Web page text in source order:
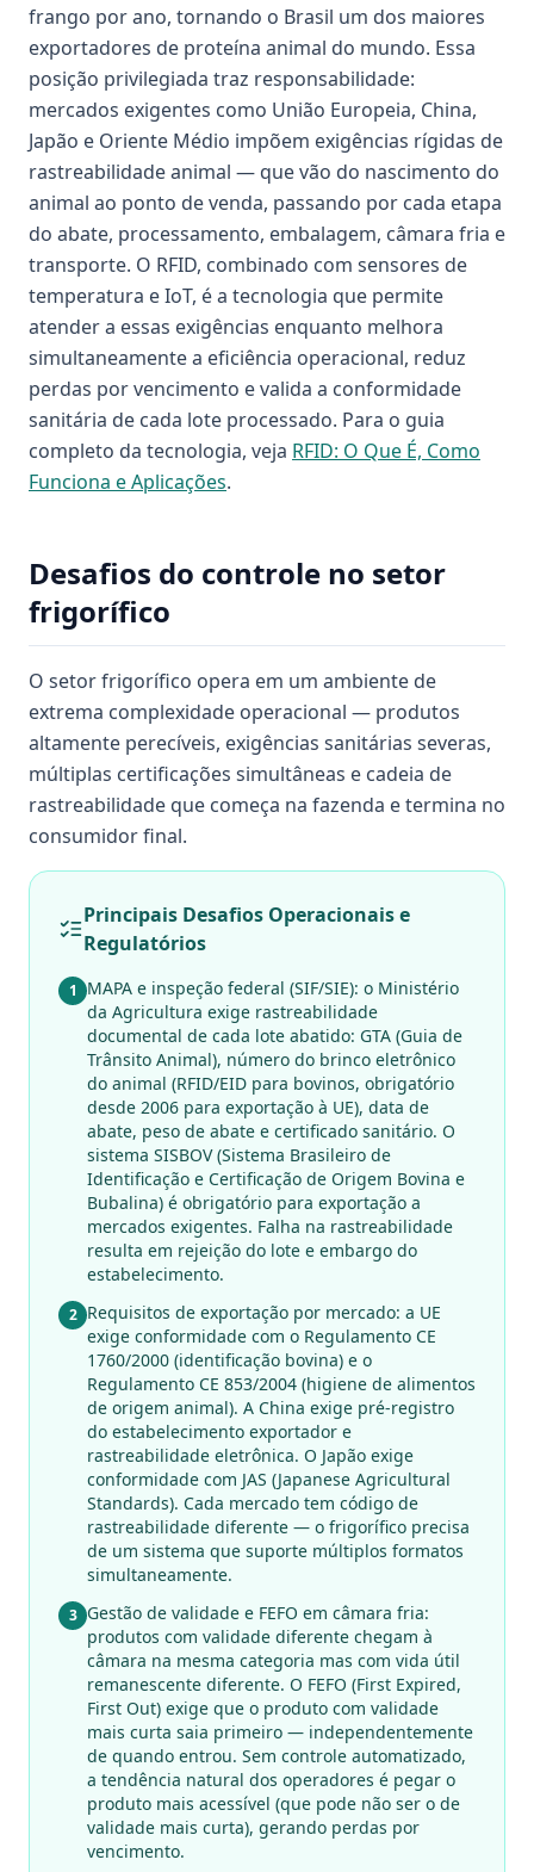
frango por ano, tornando o Brasil um dos maiores
exportadores de proteína animal do mundo. Essa
posição privilegiada traz responsabilidade:
mercados exigentes como União Europeia, China,
Japão e Oriente Médio impõem exigências rígidas de
rastreabilidade animal — que vão do nascimento do
animal ao ponto de venda, passando por cada etapa
do abate, processamento, embalagem, câmara fria e
transporte. O RFID, combinado com sensores de
temperatura e IoT, é a tecnologia que permite
atender a essas exigências enquanto melhora
simultaneamente a eficiência operacional, reduz
perdas por vencimento e valida a conformidade
sanitária de cada lote processado. Para o guia
completo da tecnologia, veja RFID: O Que É, Como
Funciona e Aplicações.
Desafios do controle no setor
frigorífico
O setor frigorífico opera em um ambiente de
extrema complexidade operacional — produtos
altamente perecíveis, exigências sanitárias severas,
múltiplas certificações simultâneas e cadeia de
rastreabilidade que começa na fazenda e termina no
consumidor final.
Principais Desafios Operacionais e
Regulatórios
1
MAPA e inspeção federal (SIF/SIE): o Ministério
da Agricultura exige rastreabilidade
documental de cada lote abatido: GTA (Guia de
Trânsito Animal), número do brinco eletrônico
do animal (RFID/EID para bovinos, obrigatório
desde 2006 para exportação à UE), data de
abate, peso de abate e certificado sanitário. O
sistema SISBOV (Sistema Brasileiro de
Identificação e Certificação de Origem Bovina e
Bubalina) é obrigatório para exportação a
mercados exigentes. Falha na rastreabilidade
resulta em rejeição do lote e embargo do
estabelecimento.
2 Requisitos de exportação por mercado: a UE
exige conformidade com o Regulamento CE
1760/2000 (identificação bovina) e o
Regulamento CE 853/2004 (higiene de alimentos
de origem animal). A China exige pré-registro
do estabelecimento exportador e
rastreabilidade eletrônica. O Japão exige
conformidade com JAS (Japanese Agricultural
Standards). Cada mercado tem código de
rastreabilidade diferente — o frigorífico precisa
de um sistema que suporte múltiplos formatos
simultaneamente.
3 Gestão de validade e FEFO em câmara fria:
produtos com validade diferente chegam à
câmara na mesma categoria mas com vida útil
remanescente diferente. O FEFO (First Expired,
First Out) exige que o produto com validade
mais curta saia primeiro — independentemente
de quando entrou. Sem controle automatizado,
a tendência natural dos operadores é pegar o
produto mais acessível (que pode não ser o de
validade mais curta), gerando perdas por
vencimento.